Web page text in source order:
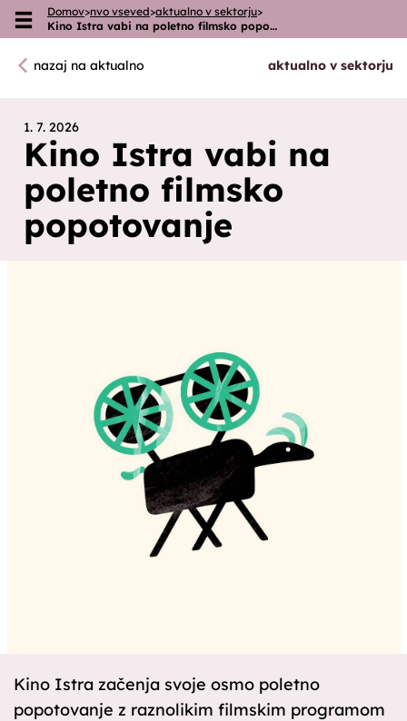
Skoči na vsebino
Domov>nvo vseved>aktualno v sektorju>
Kino Istra vabi na poletno filmsko popo…
nazaj na aktualno aktualno v sektorju
1. 7. 2026
Kino Istra vabi na
poletno filmsko
popotovanje
Kino Istra začenja svoje osmo poletno
popotovanje z raznolikim filmskim programom